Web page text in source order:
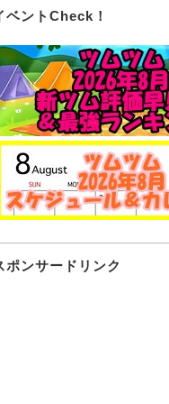
ベントCheck！
ポンサードリンク